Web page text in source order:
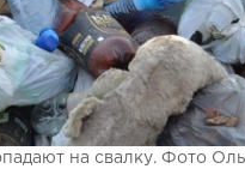
на свалку. Фото